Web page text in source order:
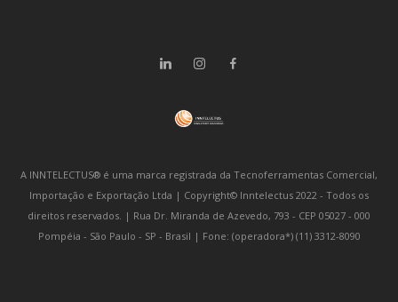
A INNTELECTUS® é uma marca registrada da Tecnoferramentas Comercial,
Importação e Exportação Ltda | Copyright© Inntelectus 2022 - Todos os
direitos reservados. | Rua Dr. Miranda de Azevedo, 793 - CEP 05027 - 000
Pompéia - São Paulo - SP - Brasil | Fone: (operadora*) (11) 3312-8090